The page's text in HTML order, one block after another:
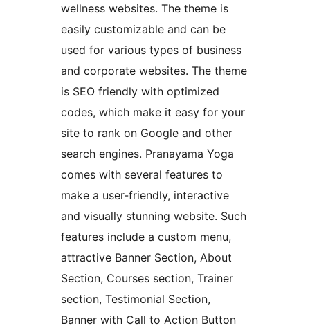
wellness websites. The theme is
easily customizable and can be
used for various types of business
and corporate websites. The theme
is SEO friendly with optimized
codes, which make it easy for your
site to rank on Google and other
search engines. Pranayama Yoga
comes with several features to
make a user-friendly, interactive
and visually stunning website. Such
features include a custom menu,
attractive Banner Section, About
Section, Courses section, Trainer
section, Testimonial Section,
Banner with Call to Action Button